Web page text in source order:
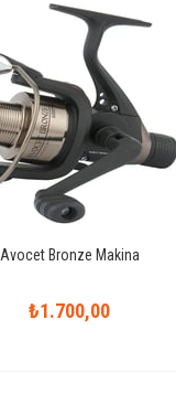
Avocet Bronze Makina
₺1.700,00